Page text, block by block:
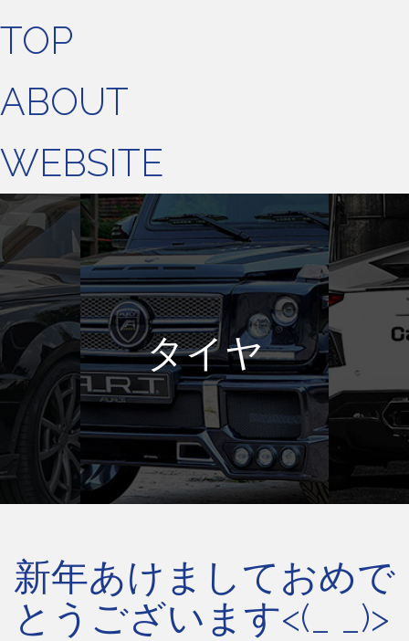
TOP
ABOUT
WEBSITE
タイヤ
新年あけましておめで
とうございます<(_ _)>